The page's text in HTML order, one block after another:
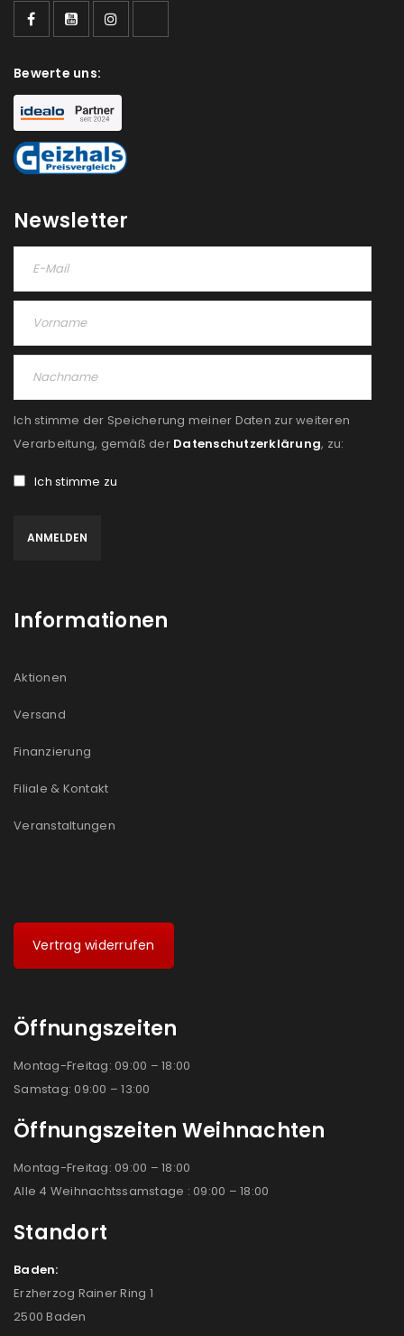
NEWSLETTER ABONNIEREN
Please select all the ways you would like to hear from
Ich stimme zu
Ja, ich möchte ein Kundenkonto eröffnen und
akzeptiere dieDatenschutzerklärung. *
REGISTRIEREN
Bewerte uns:
Newsletter
Ich stimme der Speicherung meiner Daten zur weiteren
Verarbeitung, gemäß der Datenschutzerklärung, zu:
Ich stimme zu
Informationen
Aktionen
Versand
Finanzierung
Filiale & Kontakt
Veranstaltungen
Vertrag widerrufen
Öffnungszeiten
Montag-Freitag: 09:00 – 18:00
Samstag: 09:00 – 13:00
Öffnungszeiten Weihnachten
Montag-Freitag: 09:00 – 18:00
Alle 4 Weihnachtssamstage : 09:00 – 18:00
Standort
Baden:
Erzherzog Rainer Ring 1
2500 Baden